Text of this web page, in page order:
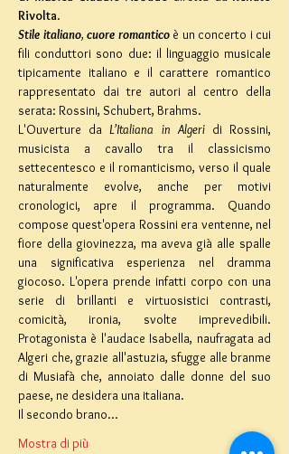
Rivolta.
Stile italiano, cuore romantico è un concerto i cui
fili conduttori sono due: il linguaggio musicale
tipicamente italiano e il carattere romantico
rappresentato dai tre autori al centro della
serata: Rossini, Schubert, Brahms.
L'Ouverture da L’Italiana in Algeri di Rossini,
musicista a cavallo tra il classicismo
settecentesco e il romanticismo, verso il quale
naturalmente evolve, anche per motivi
cronologici, apre il programma. Quando
compose quest'opera Rossini era ventenne, nel
fiore della giovinezza, ma aveva già alle spalle
una significativa esperienza nel dramma
giocoso. L'opera prende infatti corpo con una
serie di brillanti e virtuosistici contrasti,
comicità, ironia, svolte imprevedibili.
Protagonista è l'audace Isabella, naufragata ad
Algeri che, grazie all'astuzia, sfugge alle branme
di Musiafà che, annoiato dalle donne del suo
paese, ne desidera una italiana.
Il secondo brano…
Mostra di più